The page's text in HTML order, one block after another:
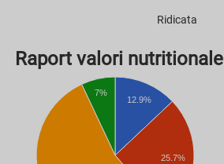
Ridicata
Raport valori
12.9%
25.7%
7%